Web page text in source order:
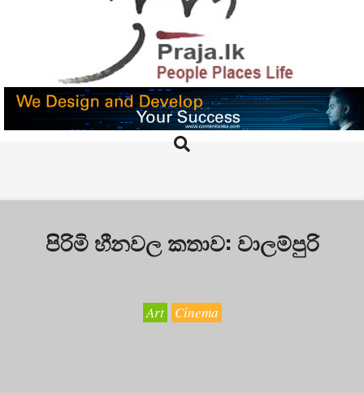
PRAJA.LK
Search
පිරිමි හීනවල කතාව: වාලම්පුරි
Art Cinema